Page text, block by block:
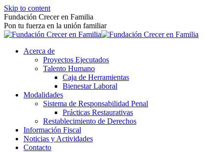
Skip to content
Fundación Crecer en Familia
Pon tu fuerza en la unión familiar
Acerca de
Proyectos Ejecutados
Talento Humano
Caja de Herramientas
Bienestar Laboral
Modalidades
Sistema de Responsabilidad Penal
Prácticas Restaurativas
Restablecimiento de Derechos
Información Fiscal
Noticias y Actividades
Contacto